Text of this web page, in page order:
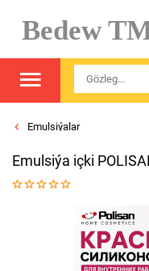
Bedew
Emulsiýalar
Emulsiýa içki